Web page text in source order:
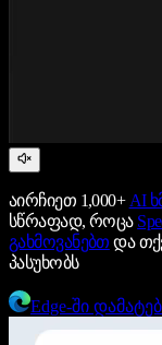
აირჩიეთ 1,000+ AI
სწრაფად, როცა
გახმოვანებთ და
პასუხობს
Edge-ში